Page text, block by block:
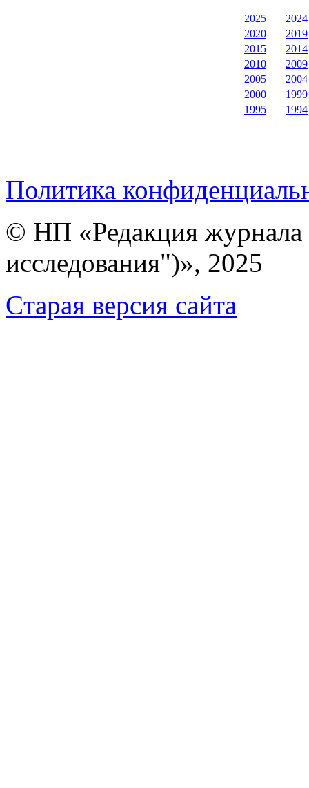
2025
2024
2020
2019
2015
2014
2010
2009
2005
2004
2000
1999
1995
1994
Политика
© НП «Редакция
исследования")», 2025
Cтарая версия сайта